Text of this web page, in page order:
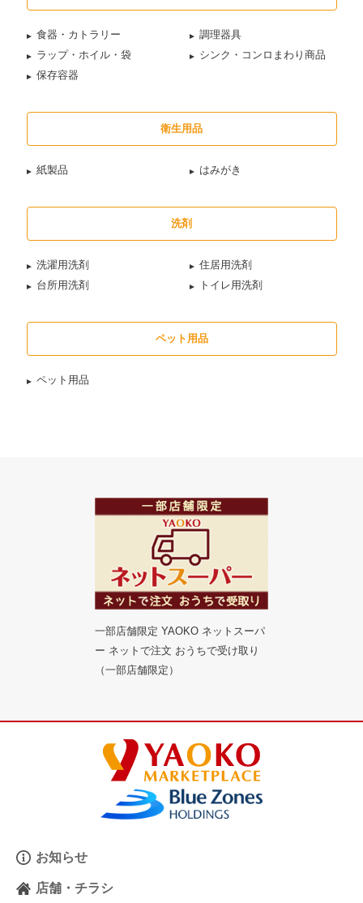
食器・カトラリー
調理器具
ラップ・ホイル・袋
シンク・コンロまわり商品
保存容器
衛生用品
紙製品 はみがき
洗剤
洗濯用洗剤
住居用洗剤
台所用洗剤
トイレ用洗剤
ペット用品
ペット用品
一部店舗限定 YAOKO ネットスーパ
ー ネットで注文 おうちで受け取り
（一部店舗限定）
お知らせ
店舗・チラシ